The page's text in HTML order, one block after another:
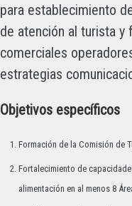
para establecimiento
de atención al turista
comerciales
estrategias
Objetivos específicos
Formación de la Comisión de
Fortalecimiento de
alimentación en al menos 8